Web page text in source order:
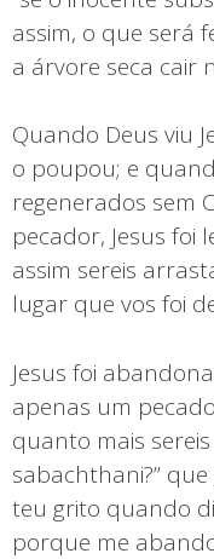
assim, o que será
a árvore seca cair
Quando Deus viu
o poupou; e
regenerados sem
pecador, Jesus foi
assim sereis
lugar que vos foi
Jesus foi
apenas um
quanto mais sereis
sabachthani?”
teu grito quando
porque me